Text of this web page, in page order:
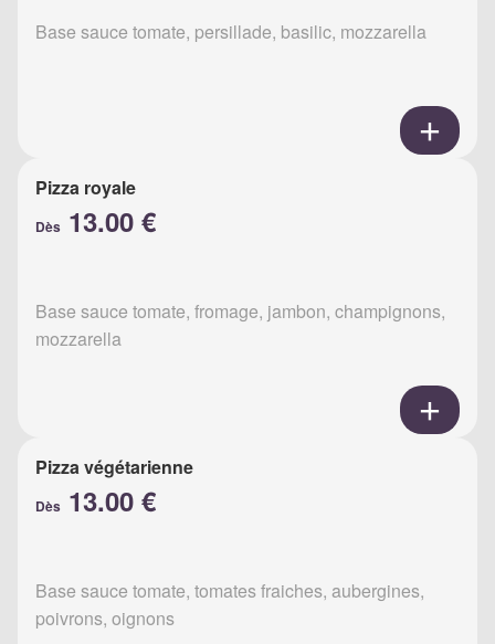
Base sauce tomate, persillade, basilic, mozzarella
Pizza royale
Dès 13.00 €
Base sauce tomate, fromage, jambon, champignons,
mozzarella
Pizza végétarienne
Dès 13.00 €
Base sauce tomate, tomates fraiches, aubergines,
poivrons, oignons